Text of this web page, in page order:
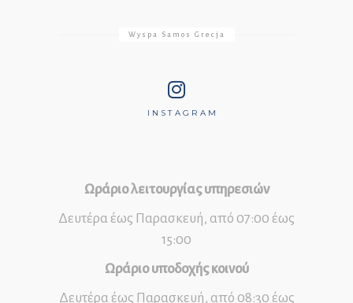
Wyspa Samos Grecja
INSTAGRAM
Ωράριο λειτουργίας υπηρεσιών
Δευτέρα έως Παρασκευή, από 07:00 έως
15:00
Ωράριο υποδοχής κοινού
Δευτέρα έως Παρασκευή, από 08:30 έως